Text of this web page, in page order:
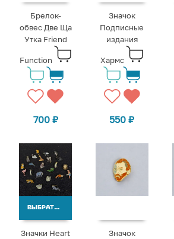
Брелок-
обвес Две Ща
Утка Friend
Function
700 ₽
Значок
Подписные
издания
Хармс
550₽
ВЫБРАТЬ ВАРИАНТЫ
Значки Heart
Значок